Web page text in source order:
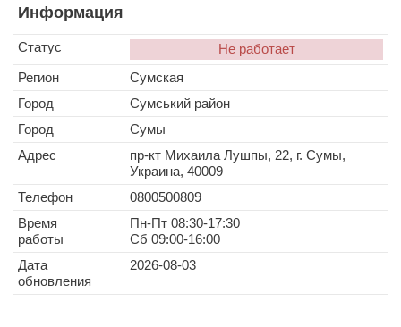
Информация
Статус
Не работает
Регион
Сумская
Город
Сумський район
Город
Сумы
Адрес
пр-кт Михаила Лушпы, 22, г. Сумы,
Украина, 40009
Телефон
0800500809
Время
работы
Пн-Пт 08:30-17:30
Сб 09:00-16:00
Дата
обновления
2026-08-03